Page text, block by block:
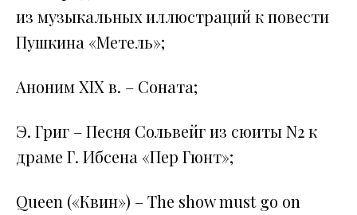
из музыкальных иллюстраций к повести
Пушкина «Метель»;
Аноним XIX в. – Соната;
Э. Григ – Песня Сольвейг из сюиты N2 к
драме Г. Ибсена «Пер Гюнт»;
Queen («Квин») – The show must go on